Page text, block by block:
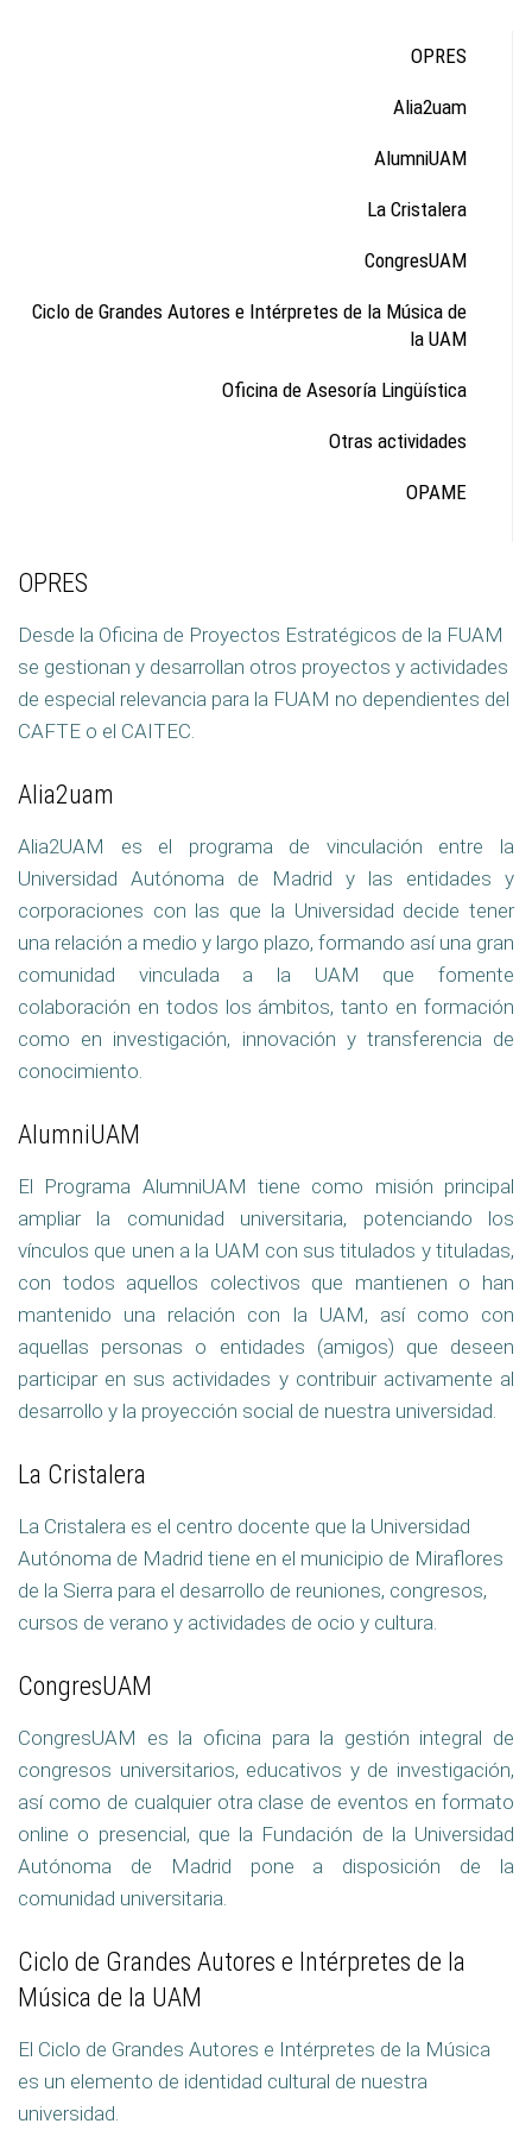
OPRES
Alia2uam
AlumniUAM
La Cristalera
CongresUAM
Ciclo de Grandes Autores e Intérpretes de la Música de
la UAM
Oficina de Asesoría Lingüística
Otras actividades
OPAME
OPRES
Desde la Oficina de Proyectos Estratégicos de la FUAM
se gestionan y desarrollan otros proyectos y actividades
de especial relevancia para la FUAM no dependientes del
CAFTE o el CAITEC.
Alia2uam
Alia2UAM es el programa de vinculación entre la
Universidad Autónoma de Madrid y las entidades y
corporaciones con las que la Universidad decide tener
una relación a medio y largo plazo, formando así una gran
comunidad vinculada a la UAM que fomente
colaboración en todos los ámbitos, tanto en formación
como en investigación, innovación y transferencia de
conocimiento.
AlumniUAM
El Programa AlumniUAM tiene como misión principal
ampliar la comunidad universitaria, potenciando los
vínculos que unen a la UAM con sus titulados y tituladas,
con todos aquellos colectivos que mantienen o han
mantenido una relación con la UAM, así como con
aquellas personas o entidades (amigos) que deseen
participar en sus actividades y contribuir activamente al
desarrollo y la proyección social de nuestra universidad.
La Cristalera
La Cristalera es el centro docente que la Universidad
Autónoma de Madrid tiene en el municipio de Miraflores
de la Sierra para el desarrollo de reuniones, congresos,
cursos de verano y actividades de ocio y cultura.
CongresUAM
CongresUAM es la oficina para la gestión integral de
congresos universitarios, educativos y de investigación,
así como de cualquier otra clase de eventos en formato
online o presencial, que la Fundación de la Universidad
Autónoma de Madrid pone a disposición de la
comunidad universitaria.
Ciclo de Grandes Autores e Intérpretes de la
Música de la UAM
El Ciclo de Grandes Autores e Intérpretes de la Música
es un elemento de identidad cultural de nuestra
universidad.